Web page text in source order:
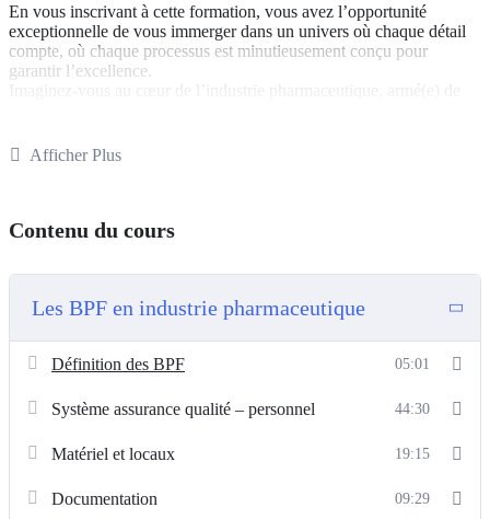
En vous inscrivant à cette formation, vous avez l’opportunité
exceptionnelle de vous immerger dans un univers où chaque détail
compte, où chaque processus est minutieusement conçu pour
garantir l’excellence.
Imaginez-vous au cœur de l’industrie pharmaceutique, armé(e) de
des patients.Rejoignez-nous dès maintenant et investissez dans
Afficher Plus
Contenu du cours
Les BPF en industrie pharmaceutique
Définition des BPF 05:01
Système assurance qualité – personnel 44:30
Matériel et locaux 19:15
Documentation 09:29